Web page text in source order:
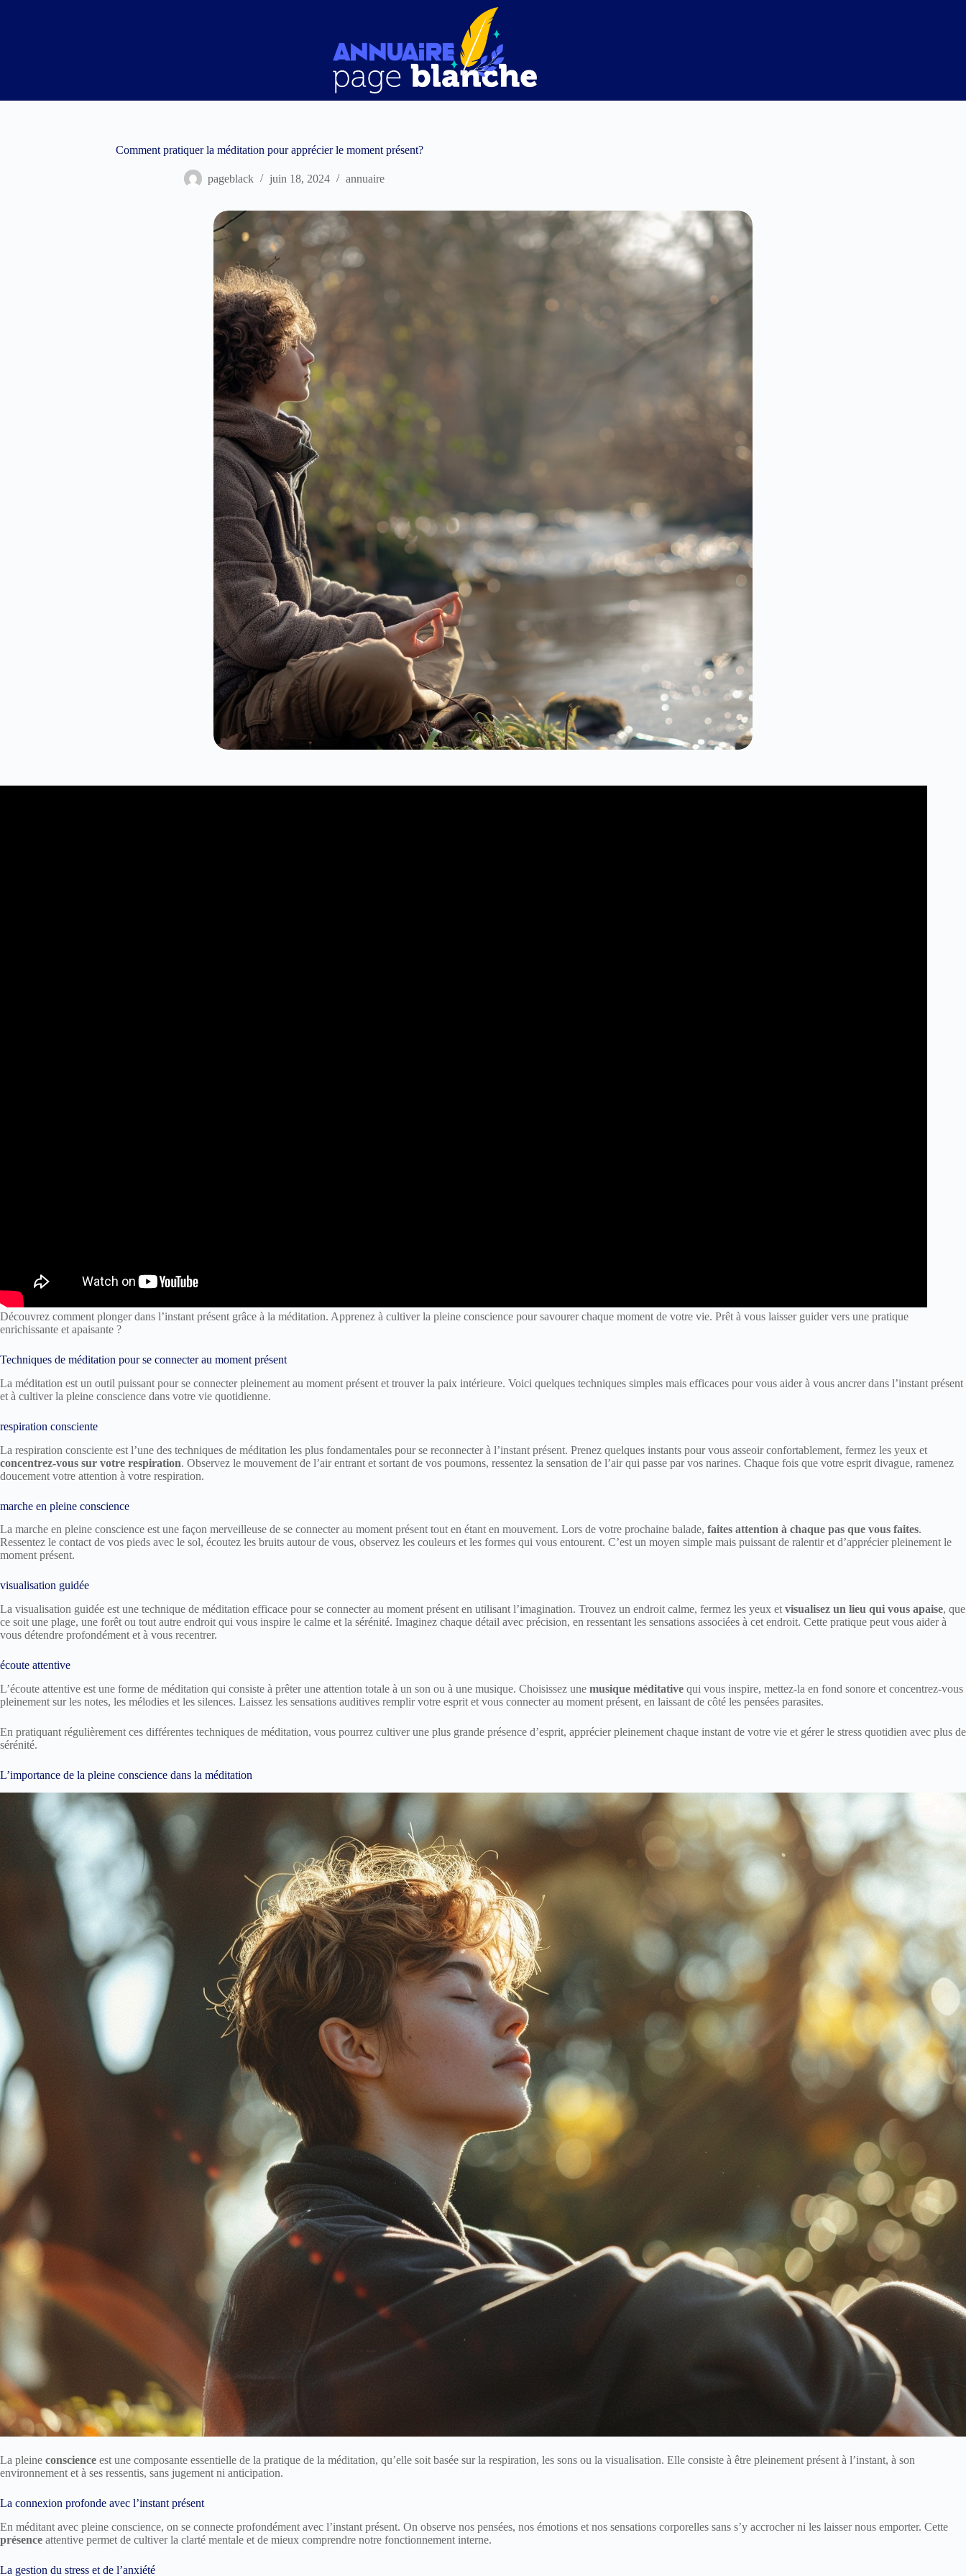
Comment pratiquer la méditation pour apprécier le moment présent?
pageblack juin 18, 2024 annuaire
Découvrez comment plonger dans l’instant présent grâce à la méditation. Apprenez à cultiver la pleine conscience pour savourer chaque moment de votre vie. Prêt à vous laisser guider vers une pratique
enrichissante et apaisante ?
Techniques de méditation pour se connecter au moment présent
La méditation est un outil puissant pour se connecter pleinement au moment présent et trouver la paix intérieure. Voici quelques techniques simples mais efficaces pour vous aider à vous ancrer dans l’instant présent
et à cultiver la pleine conscience dans votre vie quotidienne.
respiration consciente
La respiration consciente est l’une des techniques de méditation les plus fondamentales pour se reconnecter à l’instant présent. Prenez quelques instants pour vous asseoir confortablement, fermez les yeux et
concentrez-vous sur votre respiration. Observez le mouvement de l’air entrant et sortant de vos poumons, ressentez la sensation de l’air qui passe par vos narines. Chaque fois que votre esprit divague, ramenez
doucement votre attention à votre respiration.
marche en pleine conscience
La marche en pleine conscience est une façon merveilleuse de se connecter au moment présent tout en étant en mouvement. Lors de votre prochaine balade, faites attention à chaque pas que vous faites.
Ressentez le contact de vos pieds avec le sol, écoutez les bruits autour de vous, observez les couleurs et les formes qui vous entourent. C’est un moyen simple mais puissant de ralentir et d’apprécier pleinement le
moment présent.
visualisation guidée
La visualisation guidée est une technique de méditation efficace pour se connecter au moment présent en utilisant l’imagination. Trouvez un endroit calme, fermez les yeux et visualisez un lieu qui vous apaise, que
ce soit une plage, une forêt ou tout autre endroit qui vous inspire le calme et la sérénité. Imaginez chaque détail avec précision, en ressentant les sensations associées à cet endroit. Cette pratique peut vous aider à
vous détendre profondément et à vous recentrer.
écoute attentive
L’écoute attentive est une forme de méditation qui consiste à prêter une attention totale à un son ou à une musique. Choisissez une musique méditative qui vous inspire, mettez-la en fond sonore et concentrez-vous
pleinement sur les notes, les mélodies et les silences. Laissez les sensations auditives remplir votre esprit et vous connecter au moment présent, en laissant de côté les pensées parasites.
En pratiquant régulièrement ces différentes techniques de méditation, vous pourrez cultiver une plus grande présence d’esprit, apprécier pleinement chaque instant de votre vie et gérer le stress quotidien avec plus de
sérénité.
L’importance de la pleine conscience dans la méditation
La pleine conscience est une composante essentielle de la pratique de la méditation, qu’elle soit basée sur la respiration, les sons ou la visualisation. Elle consiste à être pleinement présent à l’instant, à son
environnement et à ses ressentis, sans jugement ni anticipation.
La connexion profonde avec l’instant présent
En méditant avec pleine conscience, on se connecte profondément avec l’instant présent. On observe nos pensées, nos émotions et nos sensations corporelles sans s’y accrocher ni les laisser nous emporter. Cette
présence attentive permet de cultiver la clarté mentale et de mieux comprendre notre fonctionnement interne.
La gestion du stress et de l’anxiété